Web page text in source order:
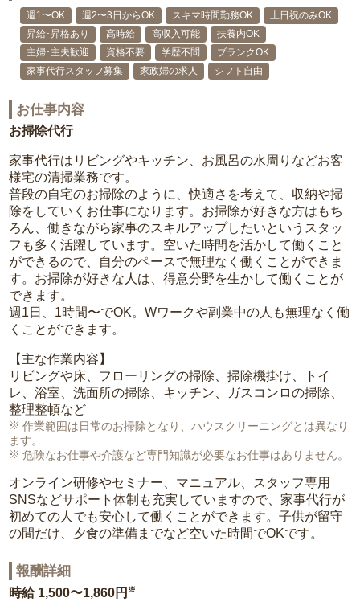
週1〜OK 週2〜3日からOK スキマ時間勤務OK
土日祝のみOK
昇給･昇格あり
高時給 高収入可能
扶養内OK
主婦･主夫歓迎
資格不要 学歴不問
ブランクOK
家事代行スタッフ募集
家政婦の求人 シフト自由
お仕事内容
お掃除代行
家事代行はリビングやキッチン、お風呂の水周りなどお客
様宅の清掃業務です。
普段の自宅のお掃除のように、快適さを考えて、収納や掃
除をしていくお仕事になります。お掃除が好きな方はもち
ろん、働きながら家事のスキルアップしたいというスタッ
フも多く活躍しています。空いた時間を活かして働くこと
ができるので、自分のペースで無理なく働くことができま
す。お掃除が好きな人は、得意分野を生かして働くことが
できます。
週1日、1時間〜でOK。Wワークや副業中の人も無理なく働
くことができます。
【主な作業内容】
リビングや床、フローリングの掃除、掃除機掛け、トイ
レ、浴室、洗面所の掃除、キッチン、ガスコンロの掃除、
整理整頓など
作業範囲は日常のお掃除となり、ハウスクリーニングとは異なり
ます。
危険なお仕事や介護など専門知識が必要なお仕事はありません。
オンライン研修やセミナー、マニュアル、スタッフ専用
SNSなどサポート体制も充実していますので、家事代行が
初めての人でも安心して働くことができます。子供が留守
の間だけ、夕食の準備までなど空いた時間でOKです。
報酬詳細
時給 1,500〜1,860円 ※